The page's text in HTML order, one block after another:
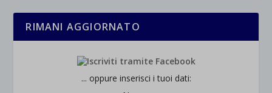
RIMANI AGGIORNATO
... oppure inserisci i tuoi dati: